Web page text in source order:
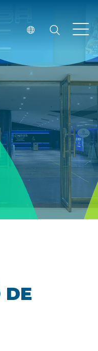
DE